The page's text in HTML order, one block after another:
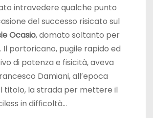
intravedere qualche punto
del successo risicato sul
Ocasio, domato soltanto per
Il portoricano, pugile rapido ed
di potenza e fisicità, aveva
Damiani, all’epoca
titolo, la strada per mettere il
in difficoltà…